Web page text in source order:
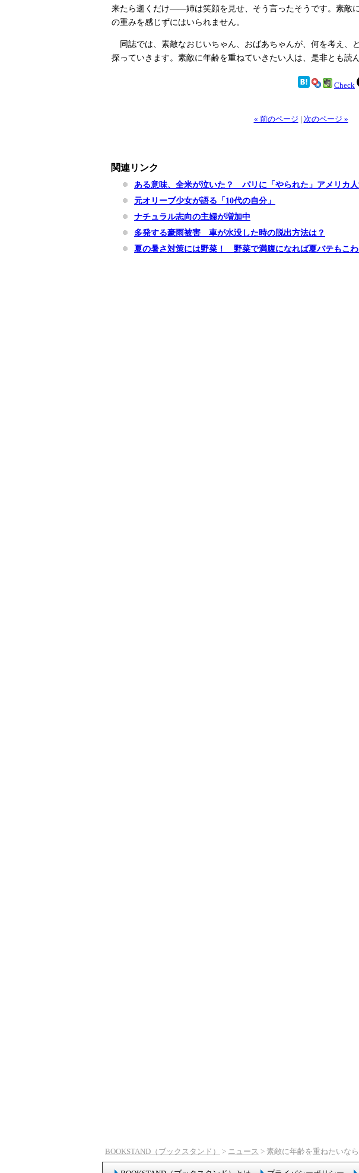
来たら逝くだけ――姉は笑顔を見せ、そう言ったそうです。素敵
の重みを感じずにはいられません。
同誌では、素敵なおじいちゃん、おばあちゃんが、何を考え、
探っていきます。素敵に年齢を重ねていきたい人は、是非とも読
Check
« 前のページ | 次のページ »
関連リンク
ある意味、全米が泣いた？ パリに「やられた」アメリカ
元オリーブ少女が語る「10代の自分」
ナチュラル志向の主婦が増加中
多発する豪雨被害 車が水没した時の脱出方法は？
夏の暑さ対策には野菜！ 野菜で満腹になれば夏バテもこわ
BOOKSTAND（ブックスタンド） > ニュース > 素敵に年齢を重ねたいな